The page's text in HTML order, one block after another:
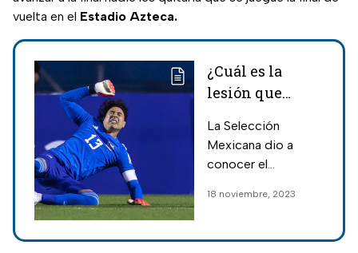
vuelta en el Estadio Azteca.
¿Cuál es la
lesión que
Ochoa con la
Selección
La Selección
Mexicana dio a
conocer el
portero del
Serie A, Memo
18 noviembre, 2023